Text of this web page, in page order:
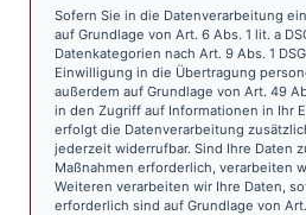
Sofern Sie in die Datenverarbeitung
auf Grundlage von Art. 6 Abs. 1 lit. a
Datenkategorien nach Art. 9 Abs. 1
Einwilligung in die Übertragung
außerdem auf Grundlage von Art. 49
in den Zugriff auf Informationen in Ihr
erfolgt die Datenverarbeitung
jederzeit widerrufbar. Sind Ihre Daten
Maßnahmen erforderlich, verarbeiten
Weiteren verarbeiten wir Ihre Daten,
erforderlich sind auf Grundlage von